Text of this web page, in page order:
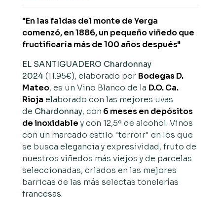
"En las faldas del monte de Yerga
comenzó, en 1886, un pequeño viñedo que
fructificaría más de 100 años después"
EL SANTIGUADERO Chardonnay
2024 (11.95€), elaborado por Bodegas D.
Mateo, es un Vino Blanco de la D.O. Ca.
Rioja elaborado con las mejores uvas
de Chardonnay, con 6 meses en depósitos
de inoxidable y con 12,5º de alcohol. Vinos
con un marcado estilo "terroir" en los que
se busca elegancia y expresividad, fruto de
nuestros viñedos más viejos y de parcelas
seleccionadas, criados en las mejores
barricas de las más selectas tonelerías
francesas.